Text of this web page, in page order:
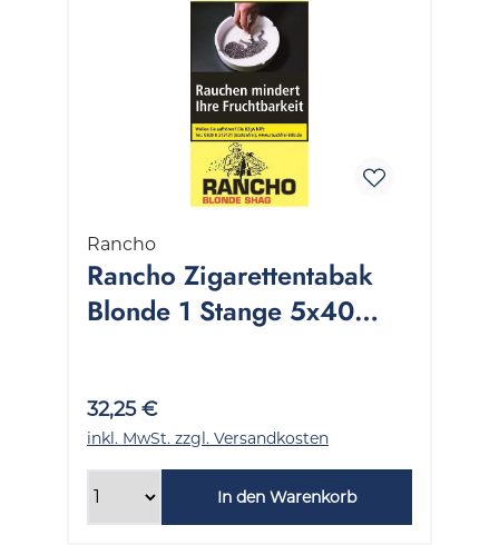
Rancho
Rancho Zigarettentabak
Blonde 1 Stange 5x40
32,25 €
inkl. MwSt. zzgl. Versandkosten
In den Warenkorb